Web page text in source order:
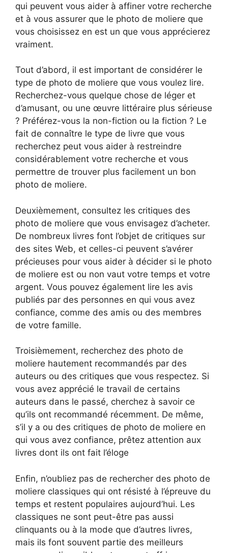
qui peuvent vous aider à affiner votre recherche
et à vous assurer que le photo de moliere que
vous choisissez en est un que vous apprécierez
vraiment.
Tout d’abord, il est important de considérer le
type de photo de moliere que vous voulez lire.
Recherchez-vous quelque chose de léger et
d’amusant, ou une œuvre littéraire plus sérieuse
? Préférez-vous la non-fiction ou la fiction ? Le
fait de connaître le type de livre que vous
recherchez peut vous aider à restreindre
considérablement votre recherche et vous
permettre de trouver plus facilement un bon
photo de moliere.
Deuxièmement, consultez les critiques des
photo de moliere que vous envisagez d’acheter.
De nombreux livres font l’objet de critiques sur
des sites Web, et celles-ci peuvent s’avérer
précieuses pour vous aider à décider si le photo
de moliere est ou non vaut votre temps et votre
argent. Vous pouvez également lire les avis
publiés par des personnes en qui vous avez
confiance, comme des amis ou des membres
de votre famille.
Troisièmement, recherchez des photo de
moliere hautement recommandés par des
auteurs ou des critiques que vous respectez. Si
vous avez apprécié le travail de certains
auteurs dans le passé, cherchez à savoir ce
qu’ils ont recommandé récemment. De même,
s’il y a ou des critiques de photo de moliere en
qui vous avez confiance, prêtez attention aux
livres dont ils ont fait l’éloge
Enfin, n’oubliez pas de rechercher des photo de
moliere classiques qui ont résisté à l’épreuve du
temps et restent populaires aujourd’hui. Les
classiques ne sont peut-être pas aussi
clinquants ou à la mode que d’autres livres,
mais ils font souvent partie des meilleurs